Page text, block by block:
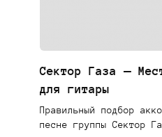
Сектор Газа —
для гитары
Правильный подбор
песне группы Сектор